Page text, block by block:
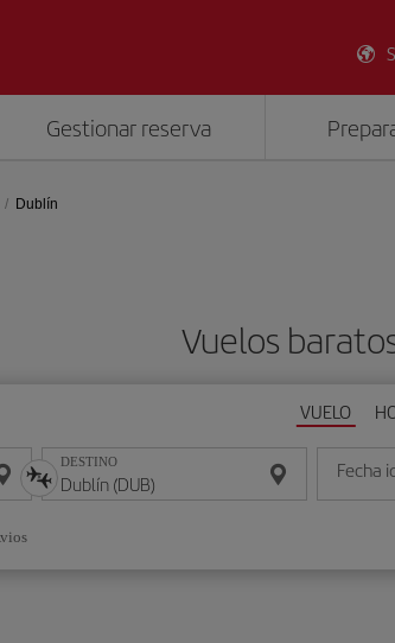
Gestionar reserva
Dublín
Vuelos
VUELO
DESTINO Fecha
Introduce